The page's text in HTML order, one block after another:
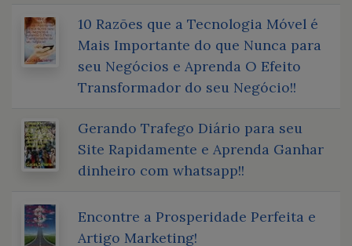
10 Razões que a Tecnologia Móvel é
Mais Importante do que Nunca para
seu Negócios e Aprenda O Efeito
Transformador do seu Negócio!!
Gerando Trafego Diário para seu
Site Rapidamente e Aprenda Ganhar
dinheiro com whatsapp!!
Encontre a Prosperidade Perfeita e
Artigo Marketing!